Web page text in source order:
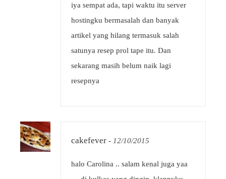
iya sempat ada, tapi waktu itu server
hostingku bermasalah dan banyak
artikel yang hilang termasuk salah
satunya resep prol tape itu. Dan
sekarang masih belum naik lagi
resepnya
cakefever - 12/10/2015
halo Carolina .. salam kenal juga yaa